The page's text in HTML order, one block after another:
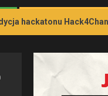
Hack4Change!